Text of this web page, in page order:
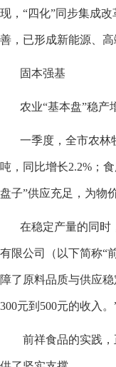
现，“四化”同步集成
善，已形成新能源、
固本强基
农业“基本盘”稳产
一季度，全市农林牧
吨，同比增长2.2%；
盘子”供应充足，为物
在稳定产量的同时，
有限公司（以下简称“
障了原料品质与供应
300元到500元的收入
前祥食品的实践，正